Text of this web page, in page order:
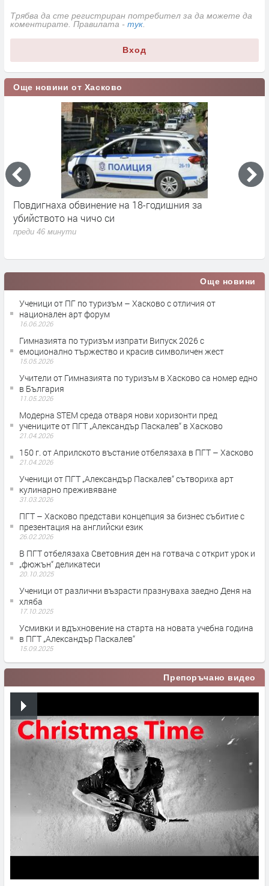
Трябва да сте регистриран потребител за да можете да
коментирате. Правилата - тук.
Вход
Още новини от Хасково
Повдигнаха обвинение на 18-годишния за
убийството на чичо си
преди 46 минути
Още новини
Ученици от ПГ по туризъм – Хасково с отличия от
национален арт форум
16.06.2026
Гимназията по туризъм изпрати Випуск 2026 с
емоционално тържество и красив символичен жест
15.05.2026
Учители от Гимназията по туризъм в Хасково са номер едно
в България
11.05.2026
Модерна STEM среда отваря нови хоризонти пред
учениците от ПГТ „Александър Паскалев“ в Хасково
21.04.2026
150 г. от Априлското въстание отбелязаха в ПГТ – Хасково
21.04.2026
Ученици от ПГТ „Александър Паскалев“ сътвориха арт
кулинарно преживяване
31.03.2026
ПГТ – Хасково представи концепция за бизнес събитие с
презентация на английски език
26.02.2026
В ПГТ отбелязаха Световния ден на готвача с открит урок и
„фюжън“ деликатеси
20.10.2025
Ученици от различни възрасти празнуваха заедно Деня на
хляба
17.10.2025
Усмивки и вдъхновение на старта на новата учебна година
в ПГТ „Александър Паскалев“
15.09.2025
Препоръчано видео